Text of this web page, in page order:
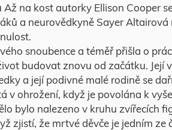
na kost autorky Ellison Cooper
a neurovědkyně Sayer
snoubence a téměř přišla o
budovat znovu od začátku. Její
a její podivné malé rodině se
v ohrožení, když je povolána k
bylo nalezeno v kruhu zvířecích
zjistí, že mrtvé děvče je jedním ze